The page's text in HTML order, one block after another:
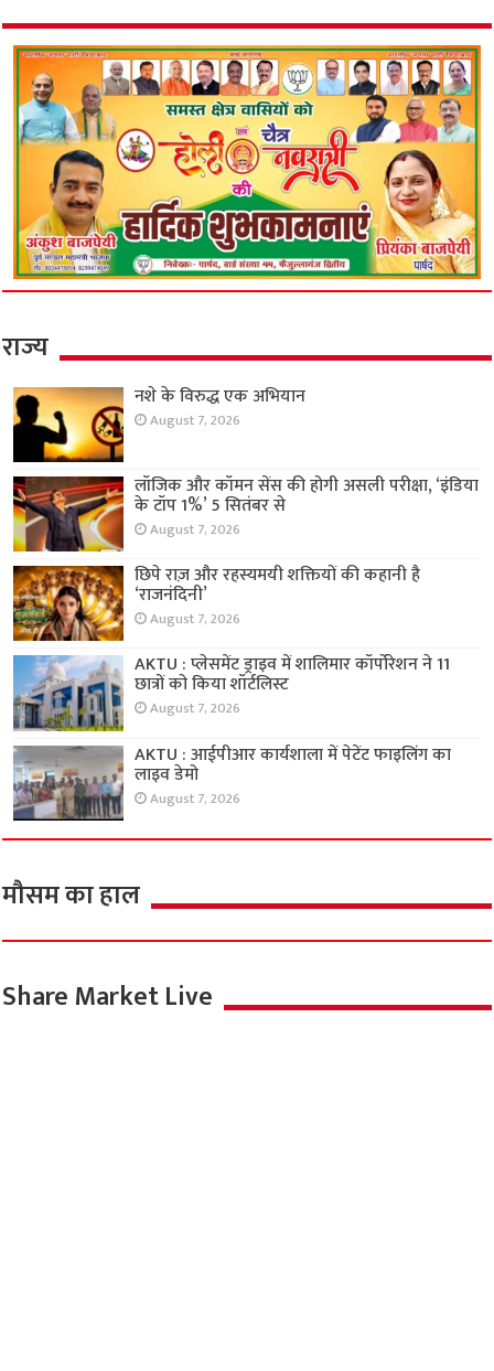
राज्य
नशे के विरुद्ध एक अभियान
August 7, 2026
लॉजिक और कॉमन सेंस की होगी असली परीक्षा, ‘इंडिया
के टॉप 1%’ 5 सितंबर से
August 7, 2026
छिपे राज़ और रहस्यमयी शक्तियों की कहानी है
‘राजनंदिनी’
August 7, 2026
AKTU : प्लेसमेंट ड्राइव में शालिमार कॉर्पोरेशन ने 11
छात्रों को किया शॉर्टलिस्ट
August 7, 2026
AKTU : आईपीआर कार्यशाला में पेटेंट फाइलिंग का
लाइव डेमो
August 7, 2026
मौसम का हाल
Share Market Live